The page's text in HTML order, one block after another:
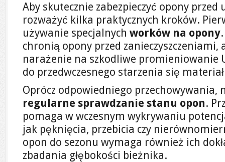
Aby skutecznie zabezpieczyć opony
rozważyć kilka praktycznych kroków.
używanie specjalnych worków na opony
chronią opony przed
narażenie na szkodliwe promieniowanie
do przedwczesnego starzenia się
Oprócz odpowiedniego przechowywania,
regularne sprawdzanie stanu opon.
pomaga w wczesnym wykrywaniu
jak pęknięcia, przebicia czy
opon do sezonu wymaga również ich
zbadania głębokości bieżnika.